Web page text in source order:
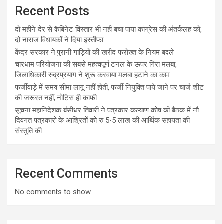
Recent Posts
दो महीने देर से कैबिनेट विस्तार भी नहीं बचा पाया कांग्रेस की अंतर्कलह को,
दो नाराज विधायकों ने दिया इस्तीफा
केंद्र सरकार ने पुरानी गाड़ियों की खरीद फरोख्त के नियम बदले
चारधाम परियोजना की सबसे महत्वपूर्ण टनल के ऊपर गिरा मलबा,
जिलाधिकारी रुद्रप्रयाग ने शुरू करवाया मलबा हटाने का काम
फर्जीवाड़े में समय सीमा लागू नहीं होती, फर्जी नियुक्ति पाये जाने पर चार्ज शीट
की जरूरत नहीं, नोटिस ही काफी
सूचना महानिदेशक बंसीधर तिवारी ने पत्रकार कल्याण कोष की बैठक में नौ
दिवंगत पत्रकारों के आश्रितों को रु 5-5 लाख की आर्थिक सहायता की
संस्तुति की
Recent Comments
No comments to show.